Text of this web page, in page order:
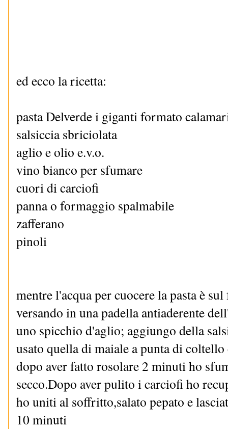
ed ecco la ricetta:
pasta Delverde i giganti formato
salsiccia sbriciolata
aglio e olio e.v.o.
vino bianco per sfumare
cuori di carciofi
panna o formaggio spalmabile
zafferano
pinoli
mentre l'acqua per cuocere la pasta è
versando in una padella antiaderente
uno spicchio d'aglio; aggiungo della
usato quella di maiale a punta di
dopo aver fatto rosolare 2 minuti ho
secco.Dopo aver pulito i carciofi ho
ho uniti al soffritto,salato pepato e
10 minuti